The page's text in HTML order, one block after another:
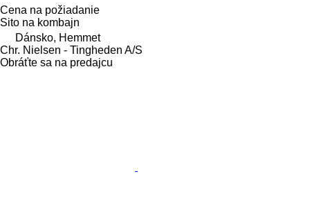
Cena na požiadanie
Sito na kombajn
Dánsko, Hemmet
Chr. Nielsen - Tingheden A/S
Obráťte sa na predajcu